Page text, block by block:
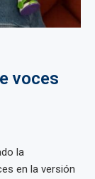
voces
la
en la versión